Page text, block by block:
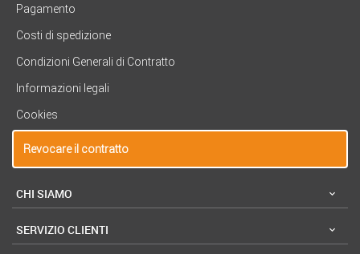
Pagamento
Costi di spedizione
Condizioni Generali di Contratto
Informazioni legali
Cookies
Revocare il contratto
CHI SIAMO
SERVIZIO CLIENTI